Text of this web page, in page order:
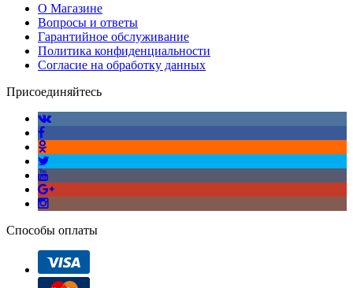
О Магазине
Вопросы и ответы
Гарантийное обслуживание
Политика конфиденциальности
Согласие на обработку данных
Присоединяйтесь
Способы оплаты